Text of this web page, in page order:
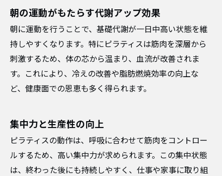
朝の運動がもたらす代謝アップ効果
朝に運動を行うことで、基礎代謝が一日中高い状態を維
持しやすくなります。特にピラティスは筋肉を深層から
刺激するため、体の芯から温まり、血流が改善されま
す。これにより、冷えの改善や脂肪燃焼効率の向上な
ど、健康面での恩恵も多く得られます。
集中力と生産性の向上
ピラティスの動作は、呼吸に合わせて筋肉をコントロー
ルするため、高い集中力が求められます。この集中状態
は、終わった後にも持続しやすく、仕事や家事に取り組